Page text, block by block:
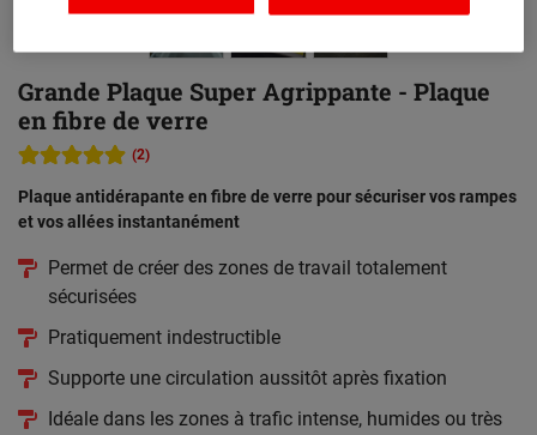
Grande Plaque Super Agrippante - Plaque
en fibre de verre
(2)
Plaque antidérapante en fibre de verre pour sécuriser vos rampes
et vos allées instantanément
Permet de créer des zones de travail totalement
sécurisées
Pratiquement indestructible
Supporte une circulation aussitôt après fixation
Idéale dans les zones à trafic intense, humides ou très